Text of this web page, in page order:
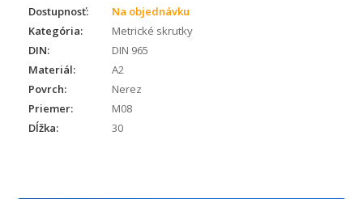
Dostupnosť:
Na objednávku
Kategória:
Metrické skrutky
DIN:
DIN 965
Materiál:
A2
Povrch:
Nerez
Priemer:
M08
Dĺžka:
30